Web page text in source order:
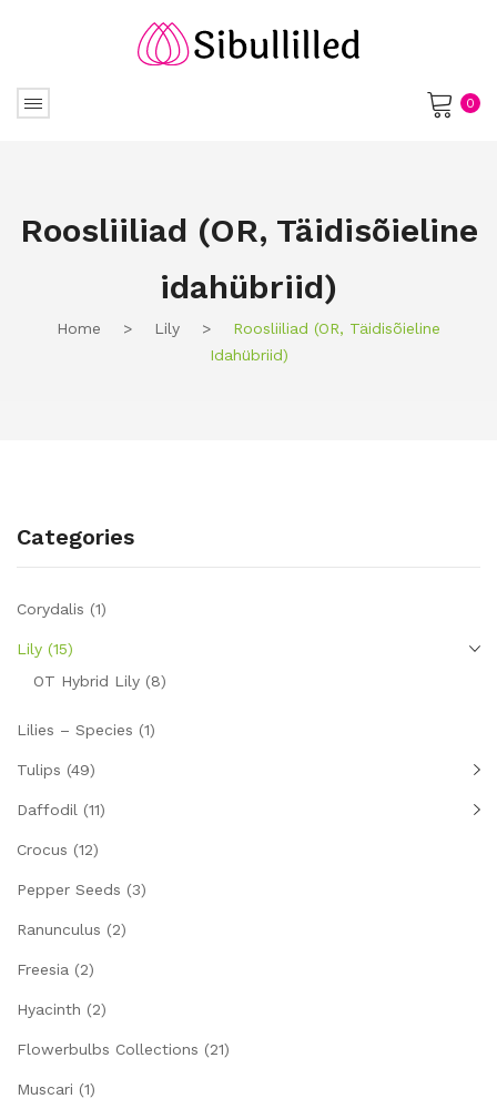
0
Roosliiliad (OR, Täidisõieline
idahübriid)
Home > Lily >
Roosliiliad (OR, Täidisõieline
Idahübriid)
Categories
Corydalis (1)
Lily (15)
OT Hybrid Lily (8)
Lilies – Species (1)
Tulips (49)
Daffodil (11)
Crocus (12)
Pepper Seeds (3)
Ranunculus (2)
Freesia (2)
Hyacinth (2)
Flowerbulbs Collections (21)
Muscari (1)